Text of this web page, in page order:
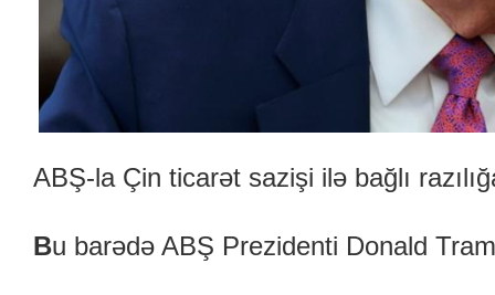
ABŞ-la Çin ticarət sazişi ilə bağlı
Bu barədə ABŞ Prezidenti Donald